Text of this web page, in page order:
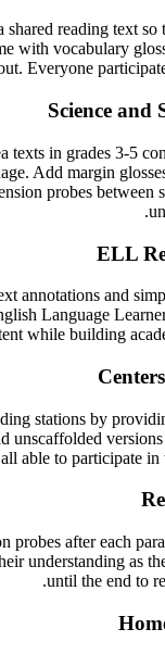
reading text so
with vocabulary
Everyone
Science and
texts in grades 3-5
Add margin
probes between
ELL
annotations and
Language
while building
stations by
unscaffolded
able to participate
probes after each
understanding as
until the end to